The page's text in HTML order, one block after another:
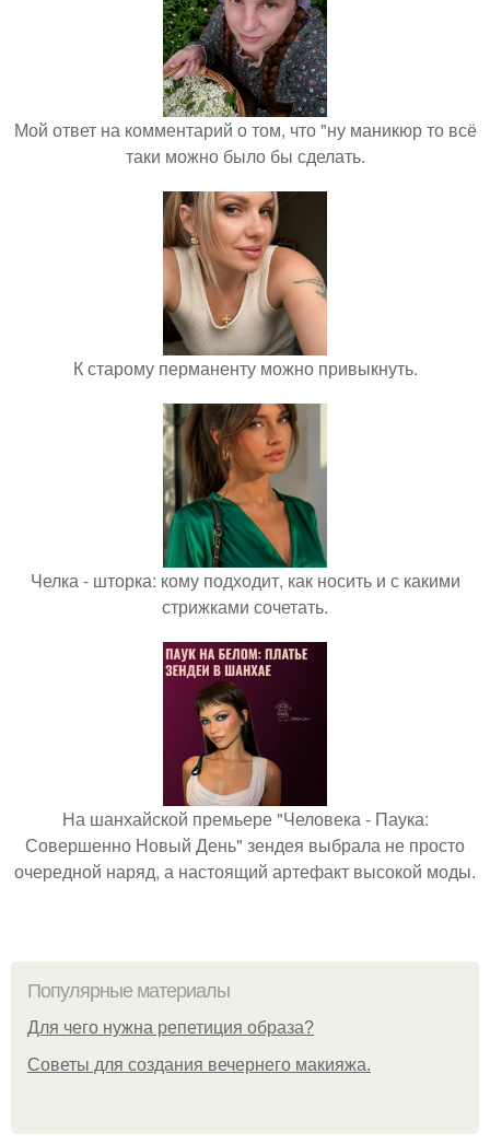
Мой ответ на комментарий о том, что "ну маникюр то всё
таки можно было бы сделать.
К старому перманенту можно привыкнуть.
Челка - шторка: кому подходит, как носить и с какими
стрижками сочетать.
На шанхайской премьере "Человека - Паука:
Совершенно Новый День" зендея выбрала не просто
очередной наряд, а настоящий артефакт высокой моды.
Популярные материалы
Для чего нужна репетиция образа?
Советы для создания вечернего макияжа.